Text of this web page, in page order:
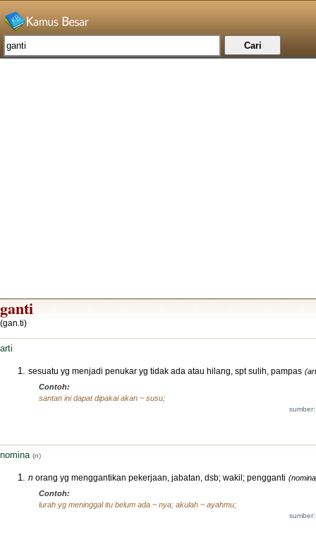
ganti
(gan.ti)
arti
sesuatu yg menjadi penukar yg tidak ada atau hilang, spt sulih, pampas
Contoh:
santan ini dapat dipakai akan ~ susu;
nomina (n)
n orang yg menggantikan pekerjaan, jabatan, dsb; wakil; pengganti
Contoh:
lurah yg meninggal itu belum ada ~ nya; akulah ~ ayahmu;